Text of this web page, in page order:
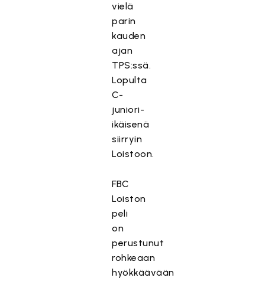
vielä
parin
kauden
ajan
TPS:ssä.
Lopulta
C-
juniori-
ikäisenä
siirryin
Loistoon.
FBC
Loiston
peli
on
perustunut
rohkeaan
hyökkäävään